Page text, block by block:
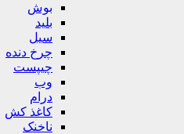
بوش
بلید
سیل
چرخ دنده
چیپست
وب
درام
کاغذ کش
ناخنک